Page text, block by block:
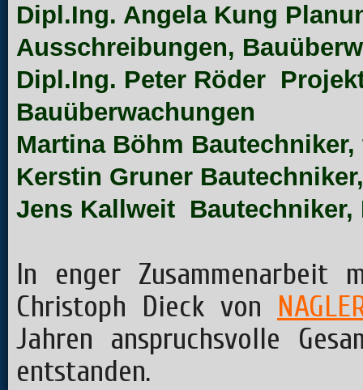
Dipl.Ing. Angela Kung
Ausschreibungen,
Dipl.Ing. Peter Röder
Bauüberwachungen
Martina Böhm
Kerstin Gruner
Jens Kallweit
In enger Zusammenarbeit
Christoph Dieck von
Jahren anspruchsvolle
entstanden.